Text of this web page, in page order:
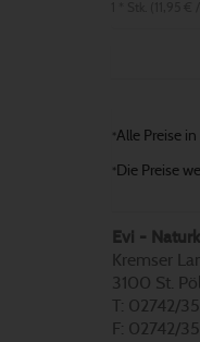
*Alle Preise
* Die Preise
Evi -
Kremser
3100 St.
T: 02742/
F: 02742/